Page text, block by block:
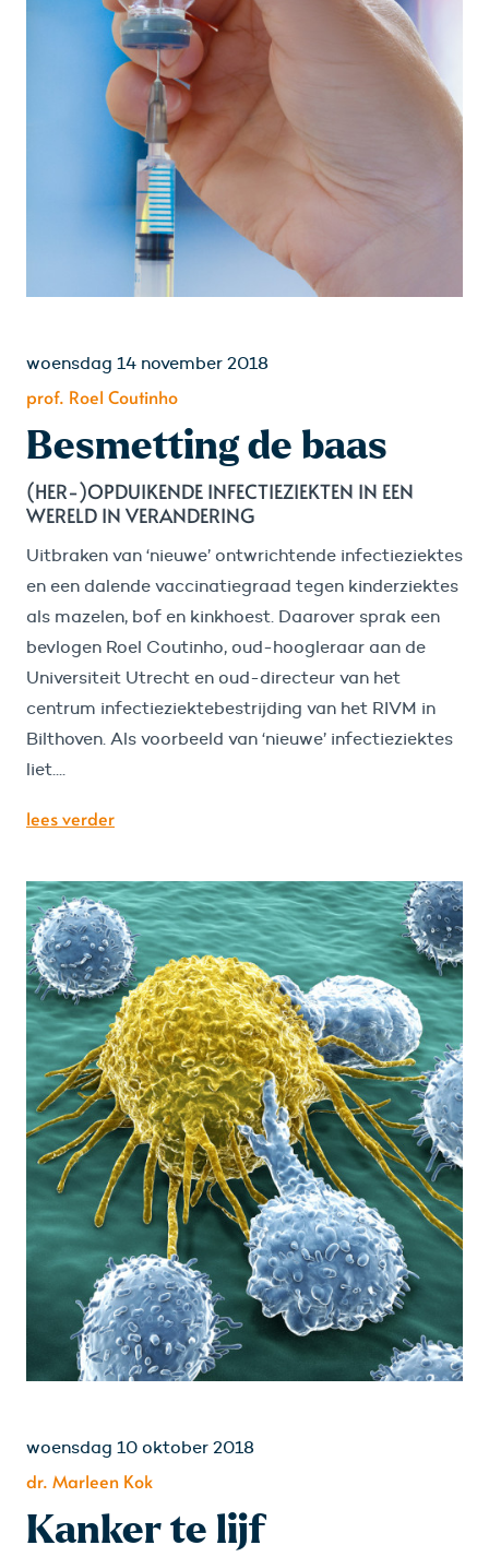
woensdag 14 november 2018
prof. Roel Coutinho
Besmetting de baas
(HER-)OPDUIKENDE INFECTIEZIEKTEN IN EEN
WERELD IN VERANDERING
Uitbraken van ‘nieuwe’ ontwrichtende infectieziektes
en een dalende vaccinatiegraad tegen kinderziektes
als mazelen, bof en kinkhoest. Daarover sprak een
bevlogen Roel Coutinho, oud-hoogleraar aan de
Universiteit Utrecht en oud-directeur van het
centrum infectieziektebestrijding van het RIVM in
Bilthoven. Als voorbeeld van ‘nieuwe’ infectieziektes
liet....
lees verder
woensdag 10 oktober 2018
dr. Marleen Kok
Kanker te lijf